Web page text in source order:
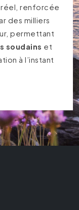
renforcée
des milliers
permettant
soudains et
à l’instant